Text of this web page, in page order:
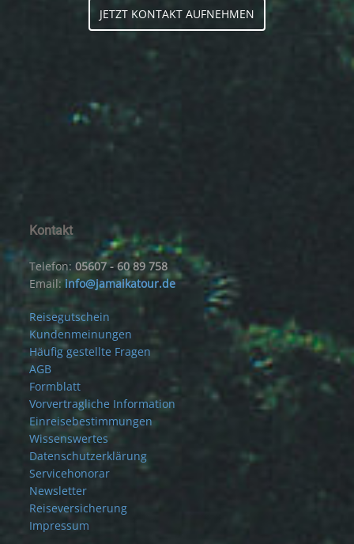
JETZT KONTAKT AUFNEHMEN
Kontakt
Telefon:05607 - 60 89 758
Email: info@jamaikatour.de
Reisegutschein
Kundenmeinungen
Häufig gestellte Fragen
AGB
Formblatt
Vorvertragliche Information
Einreisebestimmungen
Wissenswertes
Datenschutzerklärung
Servicehonorar
Newsletter
Reiseversicherung
Impressum